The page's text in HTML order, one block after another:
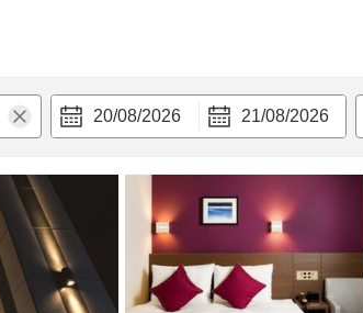
20/08/2026 21/08/2026
bật Tiện nghi